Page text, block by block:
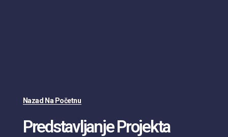
Nazad Na Početnu
Predstavljanje Projekta